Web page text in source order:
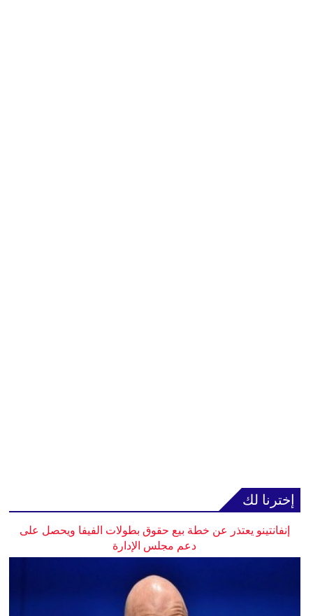
إخترنا لك
إنفانتينو يعتذر عن خطة بيع حقوق بطولات الفيفا ويحصل على
دعم مجلس الإدارة